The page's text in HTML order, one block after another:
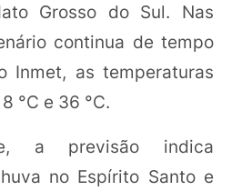
Grosso do Sul. Nas
continua de tempo
Inmet, as temperaturas
°C e 36 °C.
a previsão indica
no Espírito Santo e